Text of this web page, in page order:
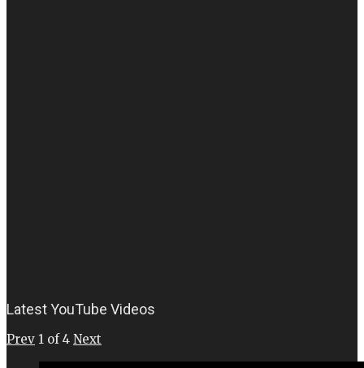
Latest YouTube Videos
Prev 1 of 4 Next